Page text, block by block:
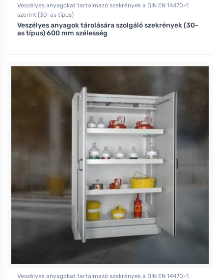
Veszélyes anyagokat tartalmazó szekrények a DIN EN 14470-1
szerint (30-as típus)
Veszélyes anyagok tárolására szolgáló szekrények (30-
as típus) 600 mm szélesség
Veszélyes anyagokat tartalmazó szekrények a DIN EN 14470-1